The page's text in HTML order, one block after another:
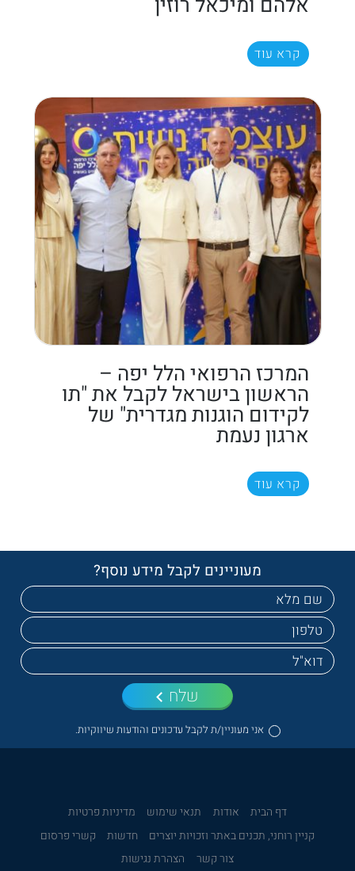
קרא עוד
המרכז הרפואי הלל יפה –
הראשון בישראל לקבל את "תו
לקידום הוגנות מגדרית" של
ארגון נעמת
קרא עוד
מעוניינים לקבל מידע נוסף?
אני מעוניין/ת לקבל עדכונים והודעות שיווקיות.
שלח
דף הבית אודות תנאי שימוש
מדיניות פרטיות
קניין רוחני, תכנים באתר וזכויות יוצרים
חדשות
קשרי פרסום
צור קשר
הצהרת נגישות